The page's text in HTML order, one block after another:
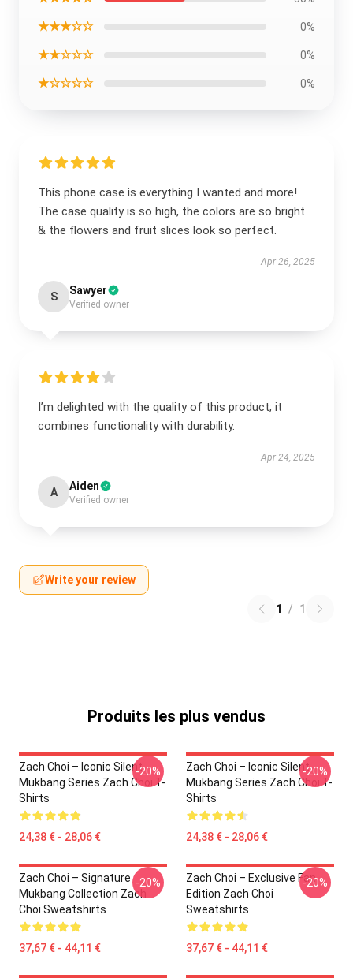
★★★☆☆ 0%
★★☆☆☆ 0%
★☆☆☆☆ 0%
This phone case is everything I wanted and more!
The case quality is so high, the colors are so bright
& the flowers and fruit slices look so perfect.
Apr 26, 2025
S Sawyer
Verified owner
I’m delighted with the quality of this product; it
combines functionality with durability.
Apr 24, 2025
A Aiden
Verified owner
Write your review
1 / 1
Produits les plus vendus
Zach Choi – Iconic Silent
Mukbang Series Zach Choi T-
Shirts
24,38 € - 28,06 €
-20%
Zach Choi – Iconic Silent
Mukbang Series Zach Choi T-
Shirts
24,38 € - 28,06 €
-20%
Zach Choi – Signature
Mukbang Collection Zach
Choi Sweatshirts
37,67 € - 44,11 €
-20%
Zach Choi – Exclusive Fan
Edition Zach Choi
Sweatshirts
37,67 € - 44,11 €
-20%